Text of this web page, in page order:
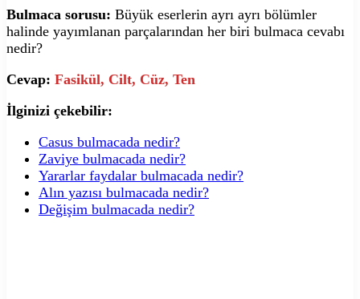
Bulmaca sorusu: Büyük eserlerin ayrı ayrı bölümler
halinde yayımlanan parçalarından her biri bulmaca cevabı
nedir?
Cevap: Fasikül, Cilt, Cüz, Ten
İlginizi çekebilir:
Casus bulmacada nedir?
Zaviye bulmacada nedir?
Yararlar faydalar bulmacada nedir?
Alın yazısı bulmacada nedir?
Değişim bulmacada nedir?